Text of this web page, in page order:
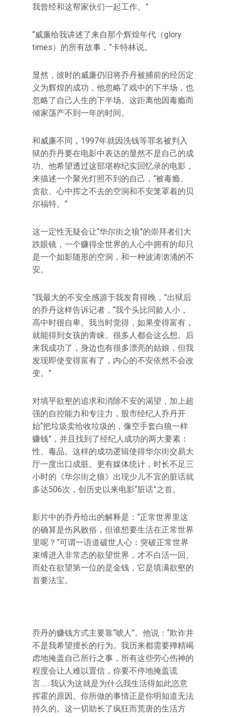
我曾经和这帮家伙们一起工作。”
“威廉给我讲述了来自那个辉煌年代（glory
times）的所有故事，”卡特林说。
显然，彼时的威廉仍旧将乔丹被捕前的经历定
义为辉煌的成功，他忽略了戏中的下半场，也
忽略了自己人生的下半场。这距离他因毒瘾而
倾家荡产不到一年的时间。
和威廉不同，1997年就因洗钱等罪名被判入
狱的乔丹要在电影中表达的显然不是自己的成
功。他希望透过这部堪称纪实回忆录的电影，
来描述一个聚光灯照不到的自己，“被毒瘾、
贪欲、心中挥之不去的空洞和不安笼罩着的贝
尔福特。”
这一定性无疑会让“华尔街之狼”的崇拜者们大
跌眼镜，一个赚得全世界的人心中拥有的却只
是一个如影随形的空洞，和一种波涛汹涌的不
安。
“我最大的不安全感源于我发育得晚，”出狱后
的乔丹这样告诉记者，“我个头比同龄人小，
高中时很自卑。我当时觉得，如果变得富有，
就能得到女孩的青睐。很多人都会这么想。后
来我成功了，身边也有很多漂亮的姑娘，但我
发现即使变得富有了，内心的不安依然不会改
变。”
对填平欲壑的追求和消除不安的渴望，加上超
强的自控能力和专注力，股市经纪人乔丹开
始“把垃圾卖给收垃圾的，像空手套白狼一样
赚钱”，并且找到了经纪人成功的两大要素：
性、毒品。这样的成功逻辑使得华尔街交易大
厅一度出口成脏。更有媒体统计，时长不足三
小时的《华尔街之狼》出现少儿不宜的脏话就
多达506次，创历史以来电影“脏话”之首。
影片中的乔丹给出的解释是：“正常世界里这
的确算是伤风败俗，但谁想要生活在正常世界
里呢？”可谓一语道破世人心：突破正常世界
束缚进入非常态的欲望世界，才不白活一回。
而处在欲望第一位的是金钱，它是填满欲壑的
首要法宝。
乔丹的赚钱方式主要靠“唬人”。他说：“欺诈并
不是我希望擅长的行为。我历来都需要殚精竭
虑地掩盖自己所行之事，所有这些劳心伤神的
程度会让人难以置信，你要不停地掩盖谎
言……我认为这就是为什么我生活得如此恣意
挥霍的原因。你所做的事情正是你明知道无法
持久的。这一切助长了疯狂而荒唐的生活方